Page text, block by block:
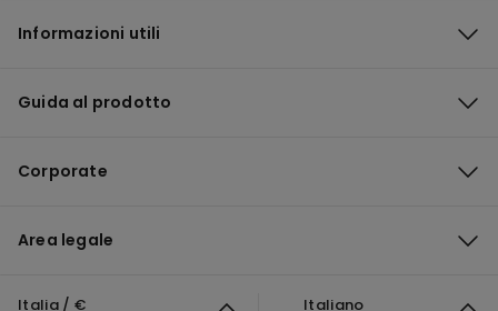
Informazioni utili
Guida al prodotto
Corporate
Area legale
Italia / € Italiano